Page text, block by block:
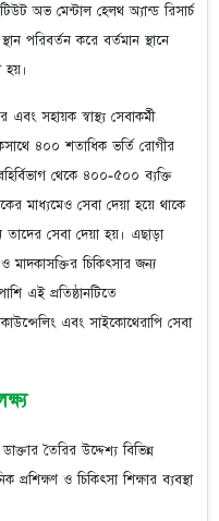
অভ মেন্টাল হেলথ অ্যান্ড রিসার্চ
পরিবর্তন করে বর্তমান স্থানে
হয়।
এবং সহায়ক স্বাস্থ্য সেবাকর্মী
৪০০ শতাধিক ভর্তি রোগীর
থেকে ৪০০-৫০০ ব্যক্তি
মাধ্যমেও সেবা দেয়া হয়ে থাকে
সেবা দেয়া হয়। এছাড়া
মাদকাসক্তির চিকিৎসার জন্য
এই প্রতিষ্ঠানটিতে
এবং সাইকোথেরাপি সেবা
তৈরির উদ্দেশ্য বিভিন্ন
প্রশিক্ষণ ও চিকিৎসা শিক্ষার ব্যবস্থা